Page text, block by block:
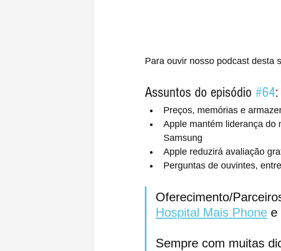
Para ouvir nosso podcast desta
Assuntos do episódio #64:
Preços, memórias e
Apple mantém liderança do
Samsung
Apple reduzirá avaliação
Perguntas de ouvintes,
Oferecimento/
Hospital Mais Phone e
Sempre com muitas